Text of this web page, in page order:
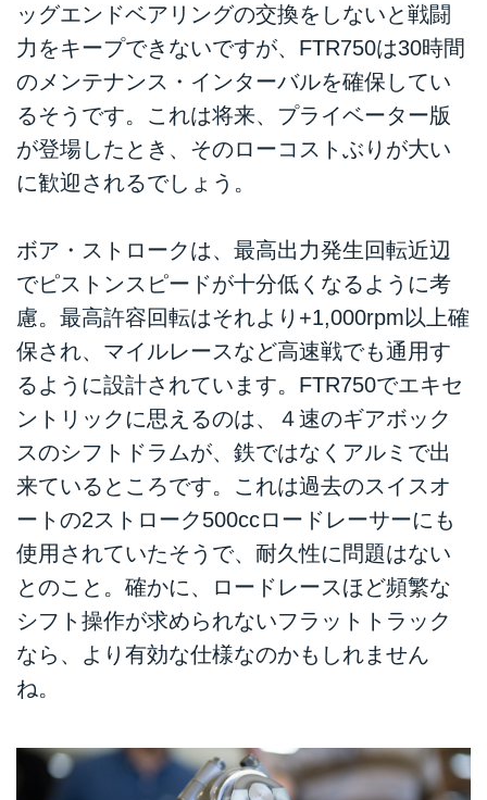
ッグエンドベアリングの交換をしないと戦闘
力をキープできないですが、FTR750は30時間
のメンテナンス・インターバルを確保してい
るそうです。これは将来、プライベーター版
が登場したとき、そのローコストぶりが大い
に歓迎されるでしょう。
ボア・ストロークは、最高出力発生回転近辺
でピストンスピードが十分低くなるように考
慮。最高許容回転はそれより+1,000rpm以上確
保され、マイルレースなど高速戦でも通用す
るように設計されています。FTR750でエキセ
ントリックに思えるのは、４速のギアボック
スのシフトドラムが、鉄ではなくアルミで出
来ているところです。これは過去のスイスオ
ートの2ストローク500ccロードレーサーにも
使用されていたそうで、耐久性に問題はない
とのこと。確かに、ロードレースほど頻繁な
シフト操作が求められないフラットトラック
なら、より有効な仕様なのかもしれません
ね。